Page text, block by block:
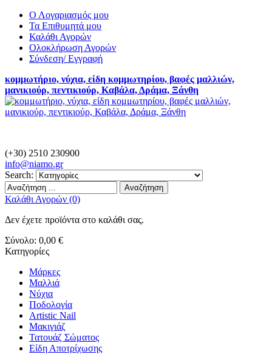
Ο Λογαριασμός μου
Τα Επιθυμητά μου
Καλάθι Αγορών
Ολοκλήρωση Αγορών
Σύνδεση/ Εγγραφή
κομμωτήριο, νύχια, είδη κομμωτηρίου, βαφές μαλλιών,
μανικιούρ, πεντικιούρ, Καβάλα, Δράμα, Ξάνθη
(+30) 2510 230900
info@niamo.gr
Search:
Αναζήτηση
Καλάθι Αγορών (0)
Δεν έχετε προϊόντα στο καλάθι σας.
Σύνολο: 0,00 €
Κατηγορίες
Μάρκες
Μαλλιά
Νύχια
Ποδολογία
Artistic Nail
Μακιγιάζ
Τατουάζ Σώματος
Είδη Αποτρίχωσης